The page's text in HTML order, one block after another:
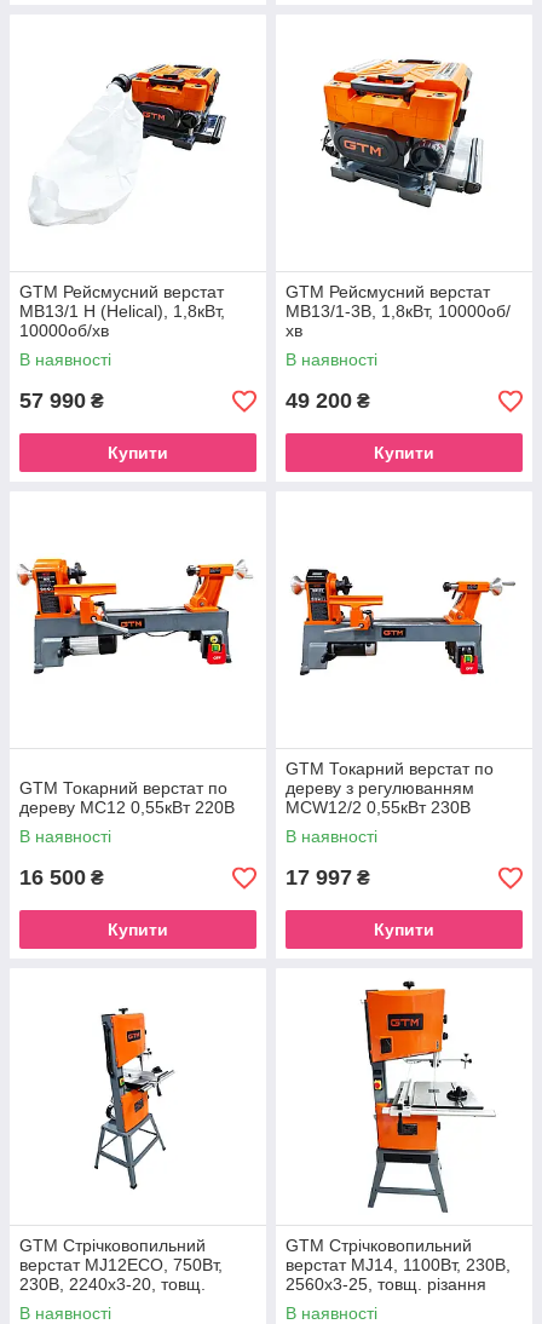
GTM Рейсмусний верстат
MB13/1 H (Helical), 1,8кВт,
10000об/хв
В наявності
57 990 ₴
Купити
GTM Рейсмусний верстат
MB13/1-3B, 1,8кВт, 10000об/
хв
В наявності
49 200 ₴
Купити
GTM Токарний верстат по
дереву MC12 0,55кВт 220В
В наявності
16 500 ₴
Купити
GTM Токарний верстат по
дереву з регулюванням
MCW12/2 0,55кВт 230В
В наявності
17 997 ₴
Купити
GTM Стрічковопильний
верстат MJ12ECO, 750Вт,
230В, 2240х3-20, товщ.
різання 165мм
В наявності
GTM Стрічковопильний
верстат MJ14, 1100Вт, 230В,
2560х3-25, товщ. різання
225мм
В наявності